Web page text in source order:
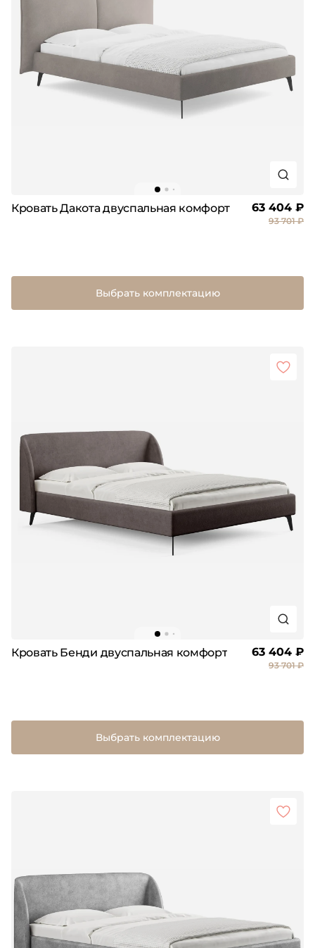
Кровать Дакота двуспальная комфорт 63 404 ₽
93 701 ₽
Выбрать комплектацию
Кровать Бенди двуспальная комфорт 63 404 ₽
93 701 ₽
Выбрать комплектацию